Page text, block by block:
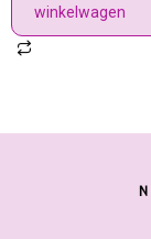
winkelwagen